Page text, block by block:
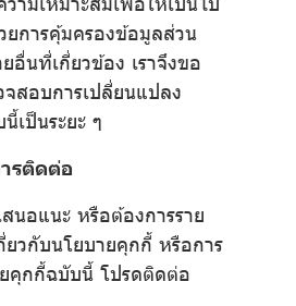
ยการคุ้มครองข้อมูลส่วน
นที่เกี่ยวข้อง เราจึงขอ
สอบการเปลี่ยนแปลง
เป็นระยะ ๆ
รติดต่อ
นอแนะ หรือต้องการราย
ยวกับนโยบายคุกกี้ หรือการ
คุกกี้ฉบับนี้ โปรดติดต่อ